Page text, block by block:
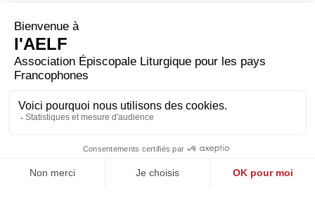
RÉPONS
V/ Arrêtez, sachez que je suis Dieu,
je domine les nations, je domine la terre.
ORAISON
que nos pensées deviennent tes pensées et nous